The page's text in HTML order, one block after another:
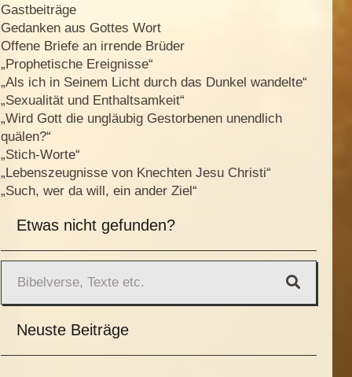
Gastbeiträge
Gedanken aus Gottes Wort
Offene Briefe an irrende Brüder
„Prophetische Ereignisse“
„Als ich in Seinem Licht durch das Dunkel wandelte“
„Sexualität und Enthaltsamkeit“
„Wird Gott die ungläubig Gestorbenen unendlich
quälen?“
„Stich-Worte“
„Lebenszeugnisse von Knechten Jesu Christi“
„Such, wer da will, ein ander Ziel“
Etwas nicht gefunden?
Neuste Beiträge